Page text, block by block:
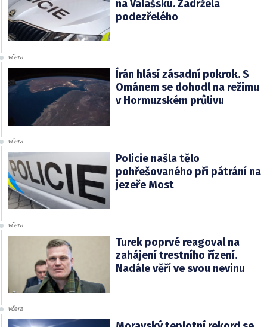
na Valašsku. Zadržela
podezřelého
včera
Írán hlásí zásadní pokrok. S
Ománem se dohodl na režimu
v Hormuzském průlivu
včera
Policie našla tělo
pohřešovaného při pátrání na
jezeře Most
včera
Turek poprvé reagoval na
zahájení trestního řízení.
Nadále věří ve svou nevinu
včera